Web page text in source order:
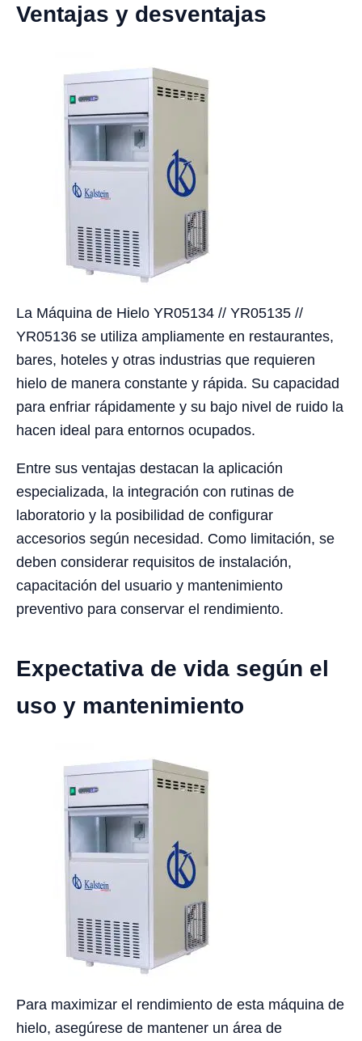
Ventajas y desventajas
La Máquina de Hielo YR05134 // YR05135 //
YR05136 se utiliza ampliamente en restaurantes,
bares, hoteles y otras industrias que requieren
hielo de manera constante y rápida. Su capacidad
para enfriar rápidamente y su bajo nivel de ruido la
hacen ideal para entornos ocupados.
Entre sus ventajas destacan la aplicación
especializada, la integración con rutinas de
laboratorio y la posibilidad de configurar
accesorios según necesidad. Como limitación, se
deben considerar requisitos de instalación,
capacitación del usuario y mantenimiento
preventivo para conservar el rendimiento.
Expectativa de vida según el
uso y mantenimiento
Para maximizar el rendimiento de esta máquina de
hielo, asegúrese de mantener un área de